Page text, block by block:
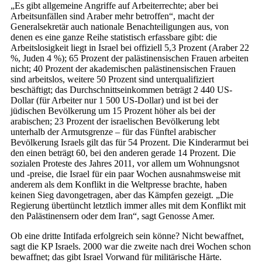
„Es gibt allgemeine Angriffe auf Arbeiterrechte; aber bei
Arbeitsunfällen sind Araber mehr betroffen“, macht der
Generalsekretär auch nationale Benachteiligungen aus, von
denen es eine ganze Reihe statistisch erfassbare gibt: die
Arbeitslosigkeit liegt in Israel bei offiziell 5,3 Prozent (Araber 22
%, Juden 4 %); 65 Prozent der palästinensischen Frauen arbeiten
nicht; 40 Prozent der akademischen palästinensischen Frauen
sind arbeitslos, weitere 50 Prozent sind unterqualifiziert
beschäftigt; das Durchschnittseinkommen beträgt 2 440 US-
Dollar (für Arbeiter nur 1 500 US-Dollar) und ist bei der
jüdischen Bevölkerung um 15 Prozent höher als bei der
arabischen; 23 Prozent der israelischen Bevölkerung lebt
unterhalb der Armutsgrenze – für das Fünftel arabischer
Bevölkerung Israels gilt das für 54 Prozent. Die Kinderarmut bei
den einen beträgt 60, bei den anderen gerade 14 Prozent. Die
sozialen Proteste des Jahres 2011, vor allem um Wohnungsnot
und -preise, die Israel für ein paar Wochen ausnahmsweise mit
anderem als dem Konflikt in die Weltpresse brachte, haben
keinen Sieg davongetragen, aber das Kämpfen gezeigt. „Die
Regierung übertüncht letztlich immer alles mit dem Konflikt mit
den Palästinensern oder dem Iran“, sagt Genosse Amer.
Ob eine dritte Intifada erfolgreich sein könne? Nicht bewaffnet,
sagt die KP Israels. 2000 war die zweite nach drei Wochen schon
bewaffnet; das gibt Israel Vorwand für militärische Härte.